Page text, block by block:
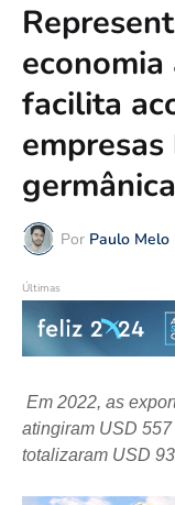
economia
facilita
Por Paulo Melo
Últimas
Em 2022, as
atingiram USD
totalizaram USD